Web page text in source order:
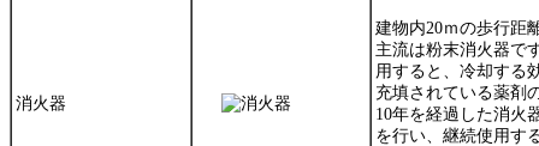
消火器
建物内20ｍの歩行距
主流は粉末消火器で
用すると、冷却する
充填されている薬剤
10年を経過した消火
を行い、継続使用す